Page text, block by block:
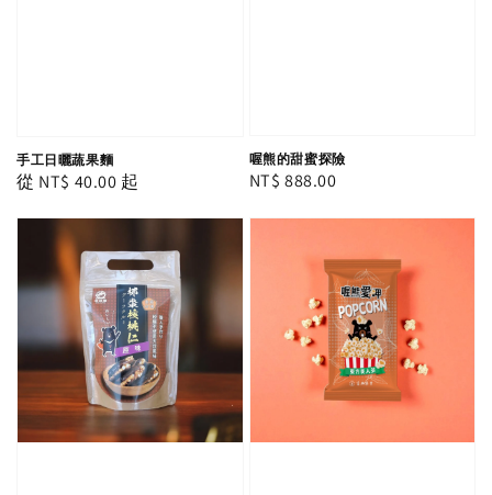
手工日曬蔬果麵
Regular
從 NT$ 40.00 起
喔熊的甜蜜探險
Regular
NT$ 888.00